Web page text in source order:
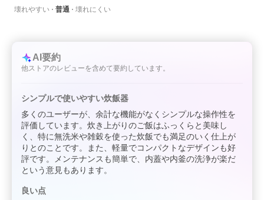
壊れやすい
普通 壊れにくい
AI要約
他ストアのレビューを含めて要約しています。
シンプルで使いやすい炊飯器
多くのユーザーが、余計な機能がなくシンプルな操作性を
評価しています。炊き上がりのご飯はふっくらと美味し
く、特に無洗米や雑穀を使った炊飯でも満足のいく仕上が
りとのことです。また、軽量でコンパクトなデザインも好
評です。メンテナンスも簡単で、内蓋や内釜の洗浄が楽だ
という意見もあります。
良い点